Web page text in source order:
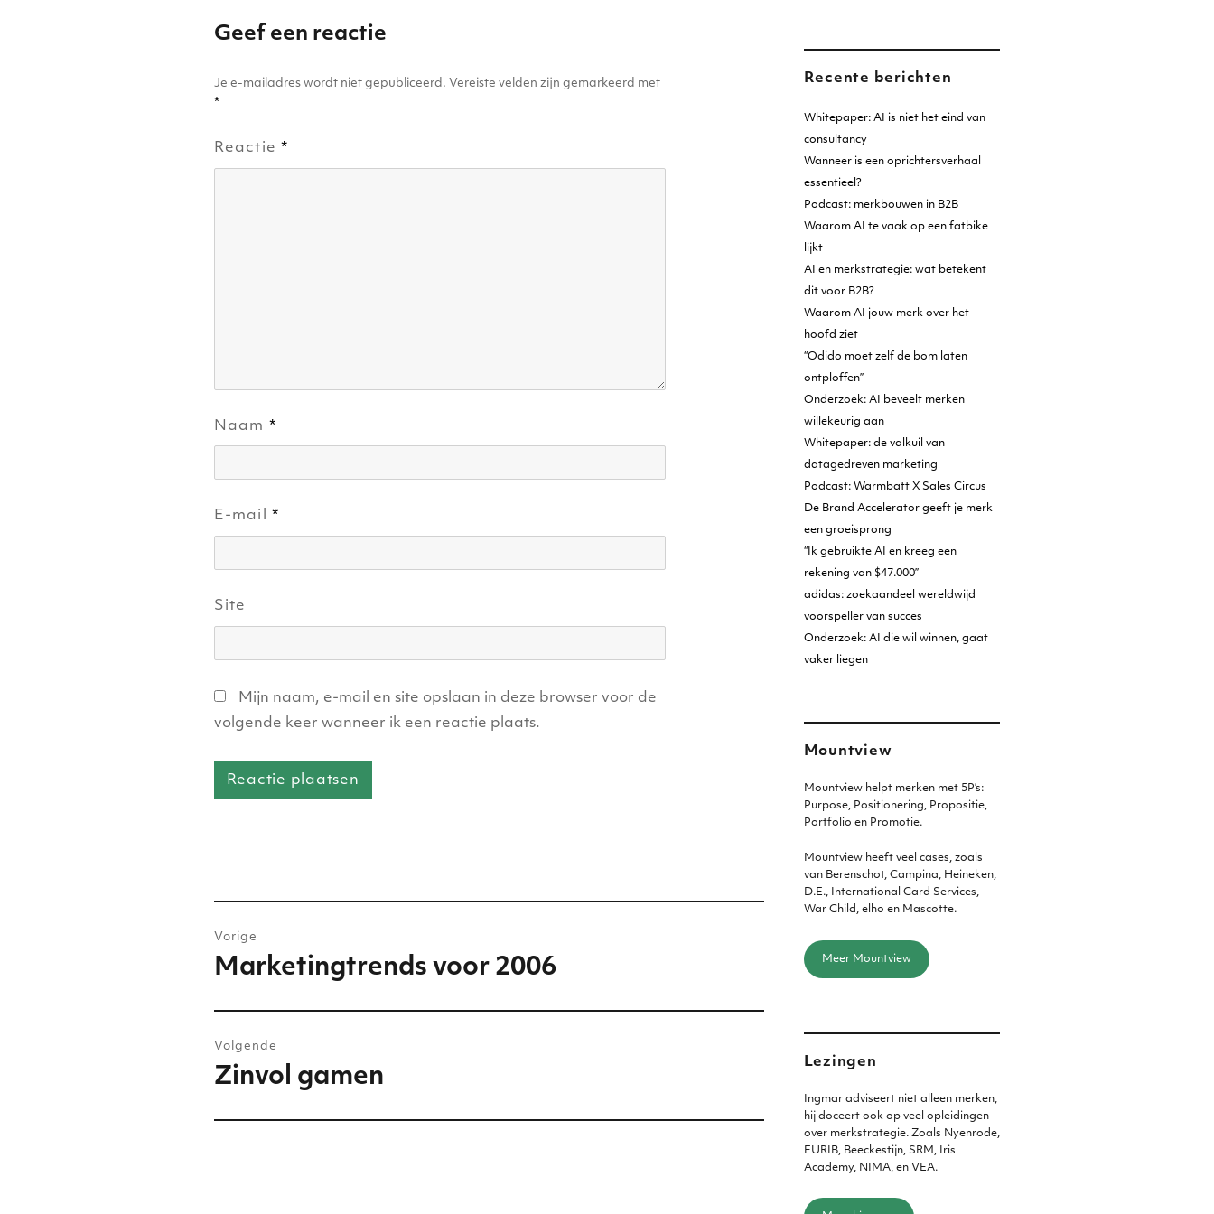
Geef een reactie
Je e-mailadres wordt niet gepubliceerd. Vereiste velden zijn gemarkeerd met
*
Reactie*
Naam *
E-mail*
Site
Mijn naam, e-mail en site opslaan in deze browser voor de
volgende keer wanneer ik een reactie plaats.
navigatie
Vorige
Vorig
Marketingtrends voor 2006
Volgende
Volgend
Zinvol gamen
Recente berichten
Whitepaper: AI is niet het eind van
consultancy
Wanneer is een oprichtersverhaal
essentieel?
Podcast: merkbouwen in B2B
Waarom AI te vaak op een fatbike
lijkt
AI en merkstrategie: wat betekent
dit voor B2B?
Waarom AI jouw merk over het
hoofd ziet
“Odido moet zelf de bom laten
ontploffen”
Onderzoek: AI beveelt merken
willekeurig aan
Whitepaper: de valkuil van
datagedreven marketing
Podcast: Warmbatt X Sales Circus
De Brand Accelerator geeft je merk
een groeisprong
“Ik gebruikte AI en kreeg een
rekening van $47.000”
adidas: zoekaandeel wereldwijd
voorspeller van succes
Onderzoek: AI die wil winnen, gaat
vaker liegen
Mountview
Mountview helpt merken met 5P’s:
Purpose, Positionering, Propositie,
Portfolio en Promotie.
Mountview heeft veel cases, zoals
van Berenschot, Campina, Heineken,
D.E., International Card Services,
War Child, elho en Mascotte.
Meer Mountview
Lezingen
Ingmar adviseert niet alleen merken,
hij doceert ook op veel opleidingen
over merkstrategie. Zoals Nyenrode,
EURIB, Beeckestijn, SRM, Iris
Academy, NIMA, en VEA.